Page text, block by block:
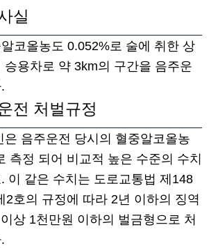
실
코올농도 0.052%로 술에 취한 상
승용차로 약 3km의 구간을 음주운
전 처벌규정
은 음주운전 당시의 혈중​알코올농
측정 되어 비교적 높은 수준의 수치
이 같은 수치는 도로교통법 제148
2호의 규정에 따라 2년 이하의 징역
상 1천만원 이하의 벌금형으로 처